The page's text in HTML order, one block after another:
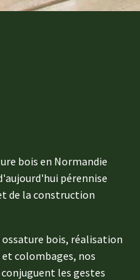
bois en Normandie
pérennise
de la construction
bois, réalisation
colombages, nos
les gestes